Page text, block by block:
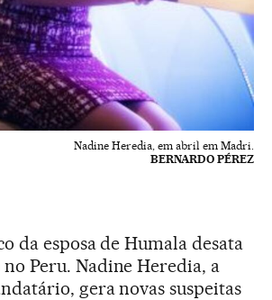
Nadine Heredia, em abril em Madri.
BERNARDO PÉREZ
da esposa de Humala desata
Peru. Nadine Heredia, a
gera novas suspeitas